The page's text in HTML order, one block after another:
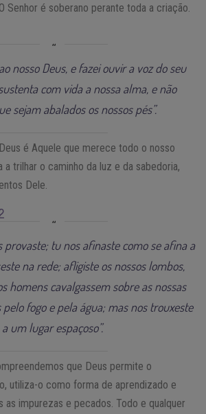
Senhor é soberano perante toda a criação.
nosso Deus, e fazei ouvir a voz do seu
com vida a nossa alma, e não
sejam abalados os nossos pés”.
é Aquele que merece todo o nosso
a trilhar o caminho da luz e da sabedoria,
Dele.
provaste; tu nos afinaste como se afina a
na rede; afligiste os nossos lombos,
homens cavalgassem sobre as nossas
pelo fogo e pela água; mas nos trouxeste
a um lugar espaçoso”.
que Deus permite o
utiliza-o como forma de aprendizado e
as impurezas e pecados. Todo e qualquer